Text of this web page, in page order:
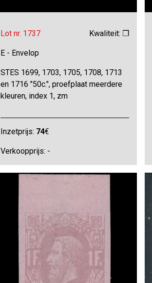
Lot nr. 1737 Kwaliteit: ❒
E - Envelop
STES 1699, 1703, 1705, 1708, 1713
en 1716 "50c.", proefplaat meerdere
kleuren, index 1, zm
Inzetprijs: 74€
Verkoopprijs: -